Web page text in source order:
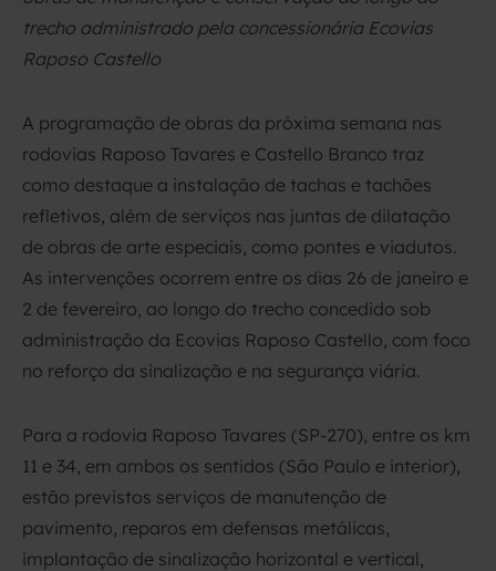
trecho administrado pela concessionária Ecovias
Raposo Castello
A programação de obras da próxima semana nas
rodovias Raposo Tavares e Castello Branco traz
como destaque a instalação de tachas e tachões
refletivos, além de serviços nas juntas de dilatação
de obras de arte especiais, como pontes e viadutos.
As intervenções ocorrem entre os dias 26 de janeiro e
2 de fevereiro, ao longo do trecho concedido sob
administração da Ecovias Raposo Castello, com foco
no reforço da sinalização e na segurança viária.
Para a rodovia Raposo Tavares (SP-270), entre os km
11 e 34, em ambos os sentidos (São Paulo e interior),
estão previstos serviços de manutenção de
pavimento, reparos em defensas metálicas,
implantação de sinalização horizontal e vertical,